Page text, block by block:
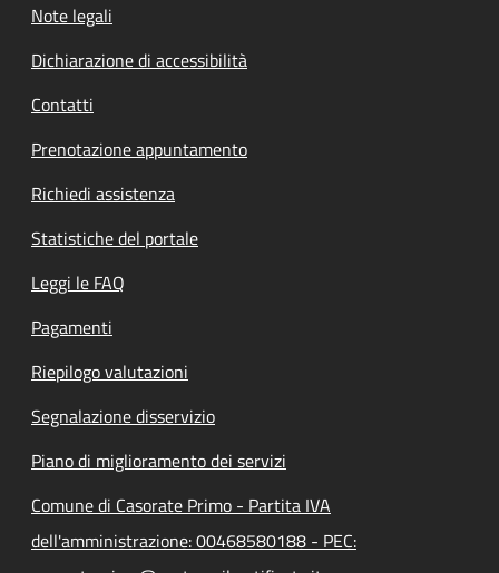
Note legali
Dichiarazione di accessibilità
Contatti
Prenotazione appuntamento
Richiedi assistenza
Statistiche del portale
Leggi le FAQ
Pagamenti
Riepilogo valutazioni
Segnalazione disservizio
Piano di miglioramento dei servizi
Comune di Casorate Primo - Partita IVA
dell'amministrazione: 00468580188 - PEC: